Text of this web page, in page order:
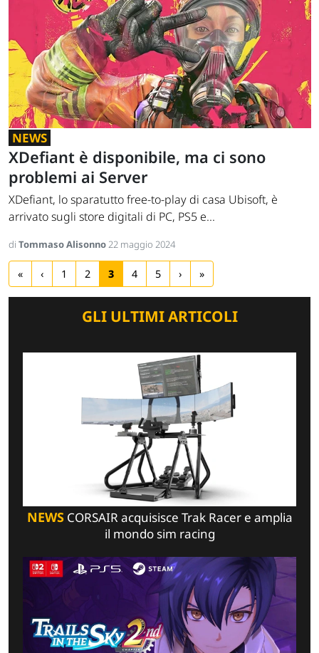
NEWS
XDefiant è disponibile, ma ci sono
problemi ai Server
XDefiant, lo sparatutto free-to-play di casa Ubisoft, è
arrivato sugli store digitali di PC, PS5 e...
di Tommaso Alisonno22 maggio 2024
« ‹ 1 2 3 4 5 › »
GLI ULTIMI ARTICOLI
NEWSCORSAIR acquisisce Trak Racer e amplia
il mondo sim racing